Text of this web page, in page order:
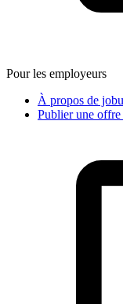
Pour les employeurs
À propos de
Publier une